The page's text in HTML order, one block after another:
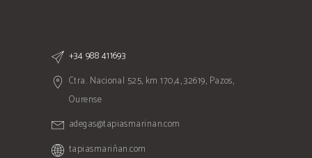
+34 988 411693
Ctra. Nacional 525, km 170,4, 32619, Pazos,
Ourense
adegas@tapiasmarinan.com
tapiasmariñan.com